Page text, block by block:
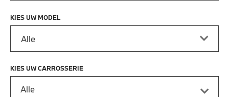
KIES UW MODEL
KIES UW CARROSSERIE
Alle